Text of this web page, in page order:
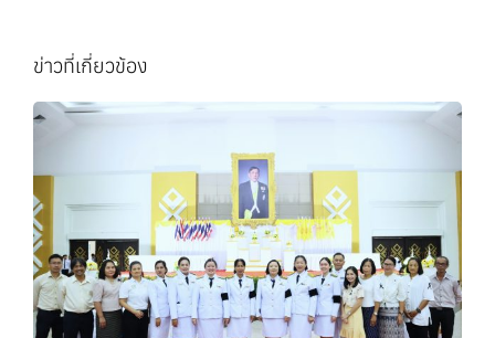
ข่าวที่เกี่ยวข้อง